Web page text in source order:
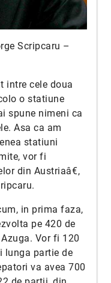
–
intre cele doua
o statiune
spune nimeni ca
Asa ca am
statiuni
vor fi
din Austriaâ€,
in prima faza,
pe 420 de
Vor fi 120
lunga partie de
va avea 700